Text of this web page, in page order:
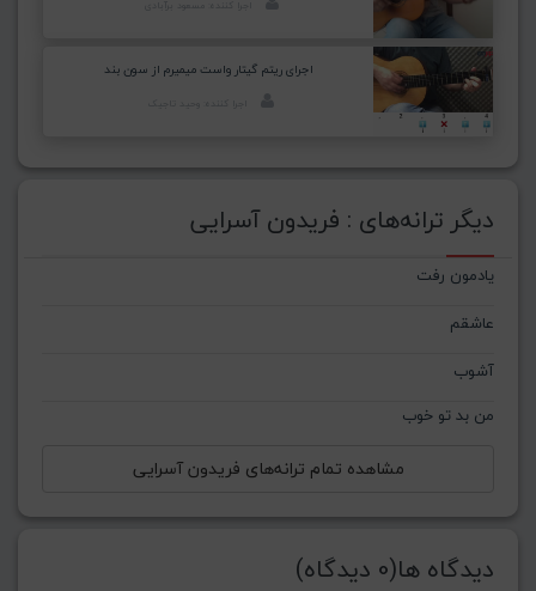
اجرای ریتم گیتار واست میمیرم از سون بند
دیگر ترانه‌های : فریدون آسرایی
یادمون رفت
عاشقم
آشوب
من بد تو خوب
مشاهده تمام ترانه‌های فریدون آسرایی
دیدگاه ها(0 دیدگاه)